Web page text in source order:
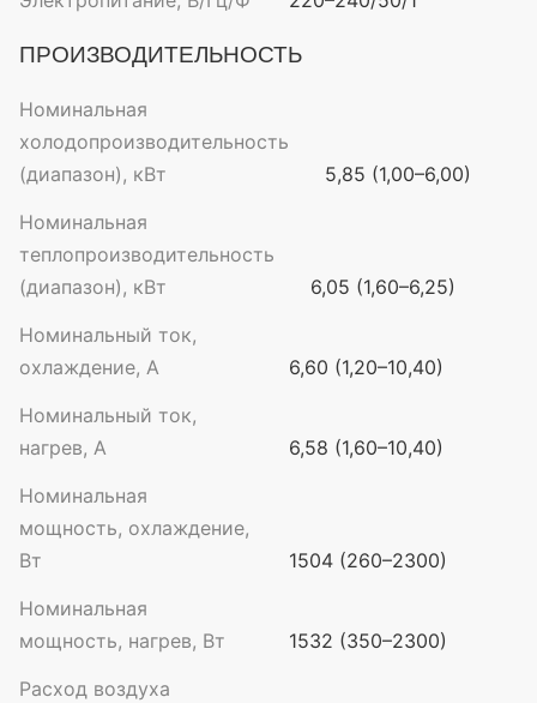
ПРОИЗВОДИТЕЛЬНОСТЬ
Номинальная
холодопроизводительность
(диапазон), кВт
5,85 (1,00–6,00)
Номинальная
теплопроизводительность
(диапазон), кВт
6,05 (1,60–6,25)
Номинальный ток,
охлаждение, А
6,60 (1,20–10,40)
Номинальный ток,
нагрев, А
6,58 (1,60–10,40)
Номинальная
мощность, охлаждение,
Вт
1504 (260–2300)
Номинальная
мощность, нагрев, Вт
1532 (350–2300)
Расход воздуха